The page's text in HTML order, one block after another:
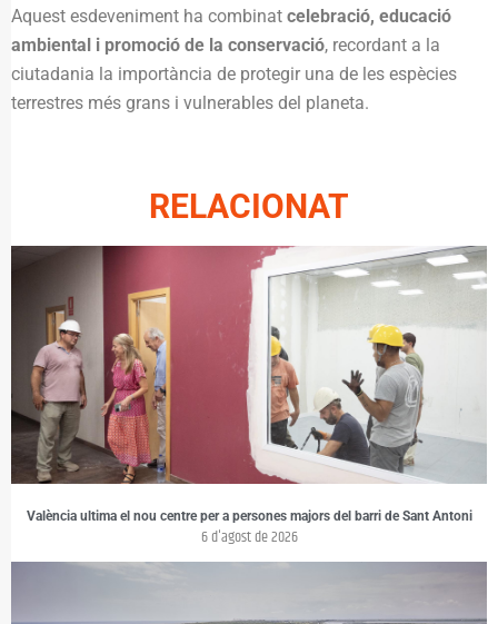
Aquest esdeveniment ha combinat celebració, educació
ambiental i promoció de la conservació, recordant a la
ciutadania la importància de protegir una de les espècies
terrestres més grans i vulnerables del planeta.
RELACIONAT
València ultima el nou centre per a persones majors del barri de Sant Antoni
6 d'agost de 2026